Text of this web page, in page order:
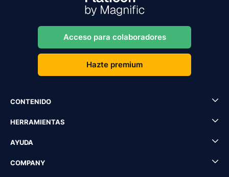
Acceso para colaboradores
Hazte premium
CONTENIDO
HERRAMIENTAS
AYUDA
COMPANY